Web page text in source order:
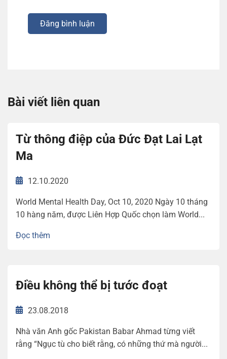
Đăng bình luận
Bài viết liên quan
Từ thông điệp của Đức Đạt Lai Lạt
Ma
12.10.2020
World Mental Health Day, Oct 10, 2020 Ngày 10 tháng
10 hàng năm, được Liên Hợp Quốc chọn làm World...
Đọc thêm
Điều không thể bị tước đoạt
23.08.2018
Nhà văn Anh gốc Pakistan Babar Ahmad từng viết
rằng “Ngục tù cho biết rằng, có những thứ mà người...